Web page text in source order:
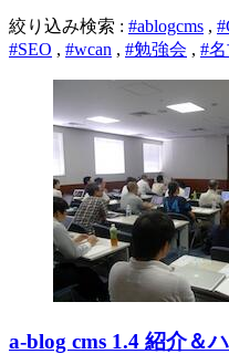
絞り込み検索 : #ablogcms ,
#SEO , #wcan , #勉強会 , #
a-blog cms 1.4 紹介＆